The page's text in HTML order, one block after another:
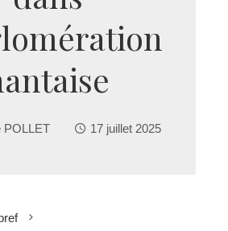
POLLET 17 juillet 2025